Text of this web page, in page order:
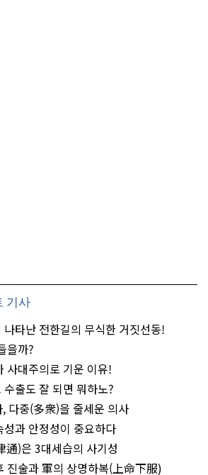
기사
타난 전한길의 무식한 거짓선동!
을까?
사대주의로 기운 이유!
출도 잘 되면 뭐하노?
다중(多衆)을 줄세운 의사
과 안정성이 중요하다
通)은 3대세습의 사기성
진술과 軍의 상명하복(上命下服)